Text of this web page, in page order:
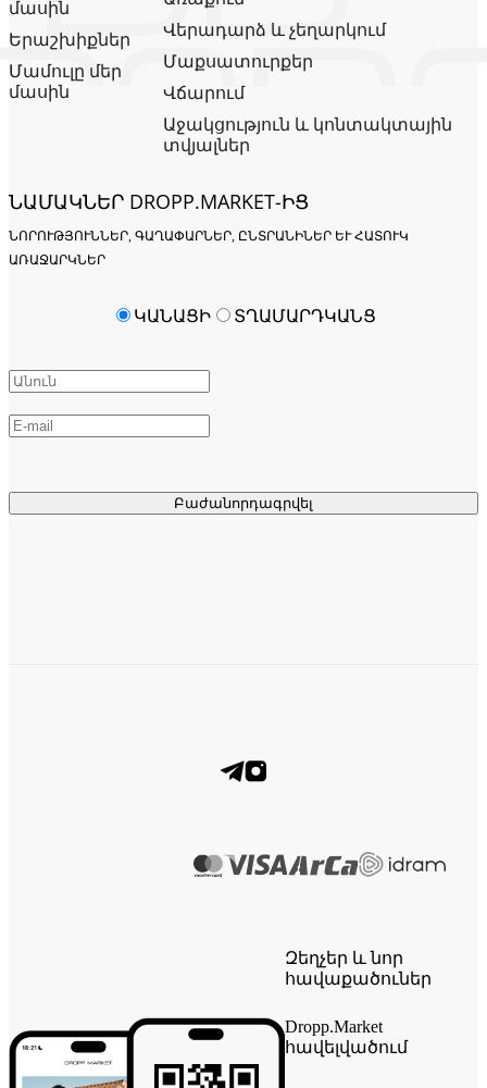
մասին
Երաշխիքներ
Մամուլը մեր
մասին
Վերադարձ և չեղարկում
Մաքսատուրքեր
Վճարում
Աջակցություն և կոնտակտային
տվյալներ
ՆԱՄԱԿՆԵՐ DROPP.MARKET-ԻՑ
ՆՈՐՈՒԹՅՈՒՆՆԵՐ, ԳԱՂԱՓԱՐՆԵՐ, ԸՆՏՐԱՆԻՆԵՐ ԵՒ ՀԱՏՈՒԿ Ա
ՌԱՋԱՐԿՆԵՐ
Բաժանորդագրվել
ԿԱՆԱՑԻ ՏՂԱՄԱՐԴԿԱՆՑ
Զեղչեր և նոր
հավաքածուներ
Dropp.Market
հավելվածում